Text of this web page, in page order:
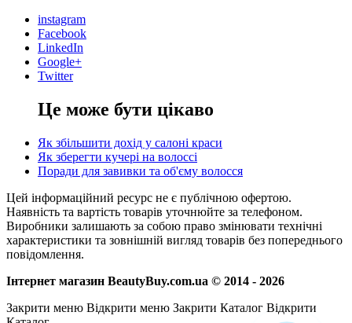
instagram
Facebook
LinkedIn
Google+
Twitter
Це може бути цікаво
Як збільшити дохід у салоні краси
Як зберегти кучері на волоссі
Поради для завивки та об'єму волосся
Цей інформаційний ресурс не є публічною офертою.
Наявність та вартість товарів уточнюйте за телефоном.
Виробники залишають за собою право змінювати технічні
характеристики та зовнішній вигляд товарів без попереднього
повідомлення.
Інтернет магазин BeautyBuy.com.ua © 2014 - 2026
Закрити меню Відкрити меню Закрити Каталог Відкрити